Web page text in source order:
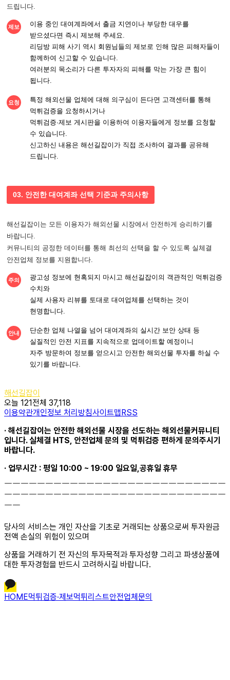
드립니다.
제보
이용 중인 대여계좌에서 출금 지연이나 부당한 대우를
받으셨다면 즉시 제보해 주세요.
리딩방 피해 사기 역시 회원님들의 제보로 인해 많은 피해자들이
함께하여 신고할 수 있습니다.
여러분의 목소리가 다른 투자자의 피해를 막는 가장 큰 힘이
됩니다.
요청
특정 해외선물 업체에 대해 의구심이 든다면 고객센터를 통해
먹튀검증을 요청하시거나
먹튀검증·제보 게시판을 이용하여 이용자들에게 정보를 요청할
수 있습니다.
신고하신 내용은 해선길잡이가 직접 조사하여 결과를 공유해
드립니다.
03. 안전한 대여계좌 선택 기준과 주의사항
해선길잡이는 모든 이용자가 해외선물 시장에서 안전하게 승리하기를
바랍니다.
커뮤니티의 공정한 데이터를 통해 최선의 선택을 할 수 있도록 실체결
안전업체 정보를 지원합니다.
주의
광고성 정보에 현혹되지 마시고 해선길잡이의 객관적인 먹튀검증
수치와
실제 사용자 리뷰를 토대로 대여업체를 선택하는 것이
현명합니다.
안내
단순한 업체 나열을 넘어 대여계좌의 실시간 보안 상태 등
실질적인 안전 지표를 지속적으로 업데이트할 예정이니
자주 방문하여 정보를 얻으시고 안전한 해외선물 투자를 하실 수
있기를 바랍니다.
해선길잡이
오늘 121전체 37,118
이용약관개인정보 처리방침사이트맵 RSS
· 해선길잡이는 안전한 해외선물 시장을 선도하는 해외선물커뮤니티
입니다. 실체결 HTS, 안전업체 문의 및 먹튀검증 편하게 문의주시기
바랍니다.
· 업무시간 : 평일 10:00 ~ 19:00 일요일,공휴일 휴무
￣￣￣￣￣￣￣￣￣￣￣￣￣￣￣￣￣￣￣￣￣￣￣￣￣￣￣
￣￣￣￣￣￣￣￣￣￣￣￣￣￣￣￣￣￣￣￣￣￣￣￣￣￣￣
￣￣
당사의 서비스는 개인 자산을 기초로 거래되는 상품으로써 투자원금
전액 손실의 위험이 있으며
상품을 거래하기 전 자신의 투자목적과 투자성향 그리고 파생상품에
대한 투자경험을 반드시 고려하시길 바랍니다.
HOME먹튀검증·제보먹튀리스트안전업체문의